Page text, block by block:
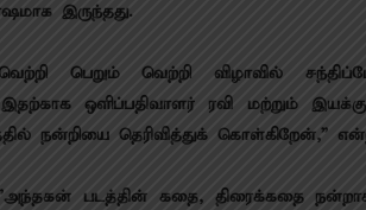
இருந்தது.
பெறும் வெற்றி விழாவில்
இதற்காக ஒளிப்பதிவாளர் ரவி மற்றும்
நன்றியை தெரிவித்துக் கொள்கிறேன்,”
படத்தின் கதை, திரைக்கதை நன்றாக